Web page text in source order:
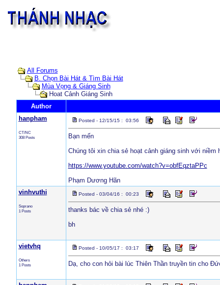
All Forums
B. Chọn Bài Hát & Tìm Bài Hát
Mùa Vọng & Giáng Sinh
Hoat Cảnh Giáng Sinh
Author
hanpham
CT/NC
308 Posts
Posted - 12/15/15 : 03:56
Bạn mến
Chúng tôi xin chia sẻ hoạt cảnh giáng sinh với
https://www.youtube.com/watch?v=obfEqztaPPc
Phạm Dương Hãn
vinhvuthi
Soprano
1 Posts
Posted - 03/04/16 : 00:23
thanks bác về chia sẻ nhé :)
bh
vietvhq
Others
1 Posts
Posted - 10/05/17 : 03:17
Dạ, cho con hỏi bài lúc Thiên Thần truyền tin cho